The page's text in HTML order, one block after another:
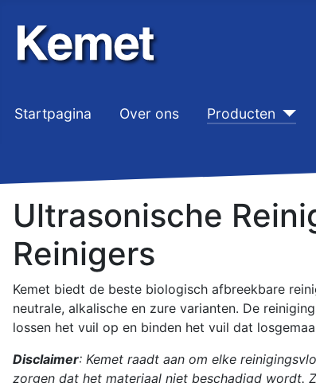
Startpagina Over ons Producten
Ultrasonische
Reinigers
Kemet biedt de beste biologisch afbreekbare
neutrale, alkalische en zure varianten. De
lossen het vuil op en binden het vuil dat
Disclaimer: Kemet raadt aan om elke
zorgen dat het materiaal niet beschadigd wordt.